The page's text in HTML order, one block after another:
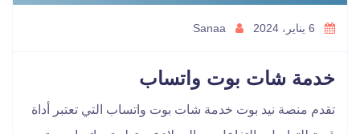
6 يناير، 2024
خدمة شات بوت واتساب
تقدم منصة نيد بوت خدمة شات بوت واتساب التي تعتبر أداة